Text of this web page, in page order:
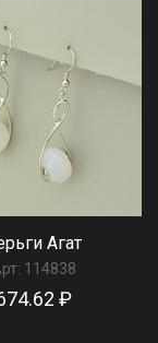
Агат
114838
₽